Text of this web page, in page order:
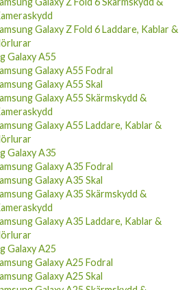
Galaxy Z Fold 6 Laddare, Kablar &
Galaxy A55
Galaxy A55 Fodral
Galaxy A55 Skal
Galaxy A55 Skärmskydd &
Galaxy A55 Laddare, Kablar &
Galaxy A35
Galaxy A35 Fodral
Galaxy A35 Skal
Galaxy A35 Skärmskydd &
Galaxy A35 Laddare, Kablar &
Galaxy A25
Galaxy A25 Fodral
Galaxy A25 Skal